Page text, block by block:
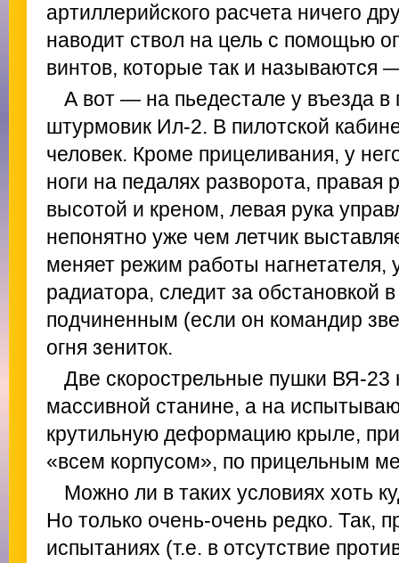
артиллерийского расчета ничего
наводит ствол на цель с помощью
винтов, которые так и называются
А вот — на пьедестале у въезда в
штурмовик Ил-2. В пилотской
человек. Кроме прицеливания, у
ноги на педалях разворота, правая
высотой и креном, левая рука
непонятно уже чем летчик
меняет режим работы нагнетателя,
радиатора, следит за обстановкой
подчиненным (если он командир
огня зениток.
Две скорострельные пушки ВЯ-23
массивной станине, а на
крутильную деформацию крыле,
«всем корпусом», по прицельным
Можно ли в таких условиях хоть
Но только очень-очень редко. Так,
испытаниях (т.е. в отсутствие